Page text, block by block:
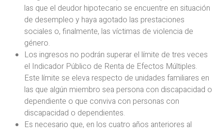
las que el deudor hipotecario se encuentre en situación
de desempleo y haya agotado las prestaciones
sociales o, finalmente, las víctimas de violencia de
género.
Los ingresos no podrán superar el límite de tres veces
el Indicador Público de Renta de Efectos Múltiples.
Este límite se eleva respecto de unidades familiares en
las que algún miembro sea persona con discapacidad o
dependiente o que conviva con personas con
discapacidad o dependientes.
Es necesario que, en los cuatro años anteriores al